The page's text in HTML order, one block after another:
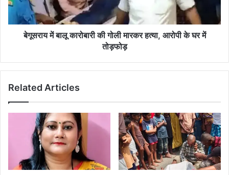
हत्या,
आरोपी
तोड़फोड़
बेगूसराय में बालू कारोबारी की गोली मारकर हत्या, आरोपी के घर में
तोड़फोड़
Related Articles